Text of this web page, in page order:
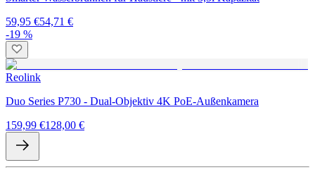
59,95 €54,71 €
-19 %
Reolink
Duo Series P730 - Dual-Objektiv 4K PoE-Außenkamera
159,99 €128,00 €